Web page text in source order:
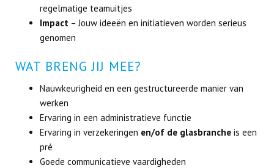
regelmatige teamuitjes
Impact – Jouw ideeën en initiatieven worden serieus
genomen
WAT BRENG JIJ MEE?
Nauwkeurigheid en een gestructureerde manier van
werken
Ervaring in een administratieve functie
Ervaring in verzekeringen en/of de glasbranche is een
pré
Goede communicatieve vaardigheden